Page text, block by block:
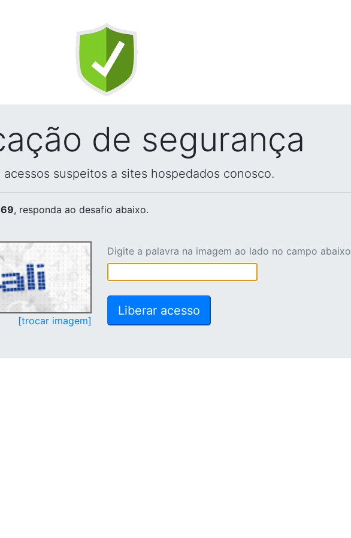
de segurança
suspeitos a sites hospedados conosco.
, responda ao desafio abaixo.
[trocar imagem]
Digite a palavra na imagem ao lado no campo abaixo